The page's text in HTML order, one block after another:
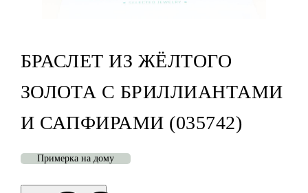
БРАСЛЕТ ИЗ ЖЁЛТОГО
ЗОЛОТА С БРИЛЛИАНТАМИ
И САПФИРАМИ (035742)
Примерка на дому